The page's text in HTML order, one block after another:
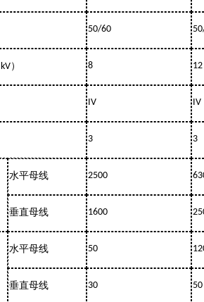
50/60
kV） 8 12
IV IV
3 3
水平母线 2500
垂直母线 1600
水平母线 50
垂直母线 30 50